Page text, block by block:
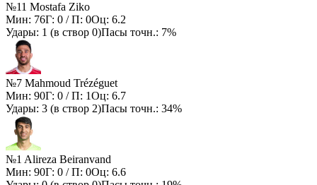
№11 Mostafa Ziko
Мин: 76Г: 0 / П: 0Оц: 6.2
Удары: 1 (в створ 0)Пасы точн.: 7%
№7 Mahmoud Trézéguet
Мин: 90Г: 0 / П: 1Оц: 6.7
Удары: 3 (в створ 2)Пасы точн.: 34%
№1 Alireza Beiranvand
Мин: 90Г: 0 / П: 0Оц: 6.6